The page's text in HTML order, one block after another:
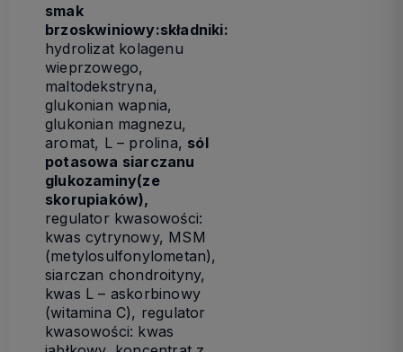
smak
brzoskwiniowy:składniki:
hydrolizat kolagenu
wieprzowego,
maltodekstryna,
glukonian wapnia,
glukonian magnezu,
aromat, L – prolina, sól
potasowa siarczanu
glukozaminy(ze
skorupiaków),
regulator kwasowości:
kwas cytrynowy, MSM
(metylosulfonylometan),
siarczan chondroityny,
kwas L – askorbinowy
(witamina C), regulator
kwasowości: kwas